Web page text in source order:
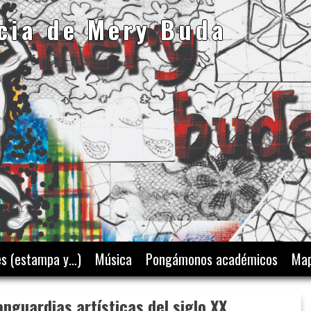
de Mery Buda
(estampa y…) Música Pongámonos académicos